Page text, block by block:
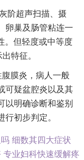
阶超声扫描、摄
卵巢及肠管粘连一
。但轻度或中等度
特征。
膜炎，病人一般
可疑盆腔炎以及其
以明确诊断和鉴别
初步判定。
细数其四大症状
专业妇科快速缓解疼